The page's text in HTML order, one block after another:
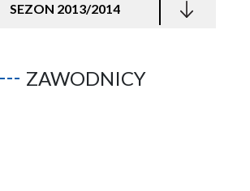
SEZON 2013/2014
ZAWODNICY